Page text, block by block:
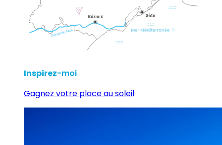
Inspirez-moi
Gagnez votre place au soleil